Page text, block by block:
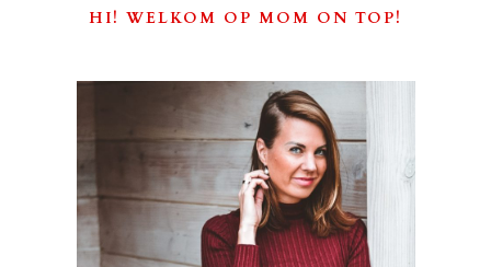
HI! WELKOM OP MOM ON TOP!